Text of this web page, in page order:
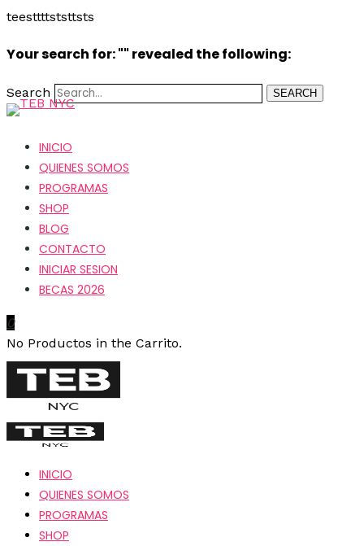
teesttttststtsts
Your search for: "" revealed the following:
Search SEARCH
INICIO
QUIENES SOMOS
PROGRAMAS
SHOP
BLOG
CONTACTO
INICIAR SESION
BECAS 2026
0
No Productos in the Carrito.
INICIO
QUIENES SOMOS
PROGRAMAS
SHOP